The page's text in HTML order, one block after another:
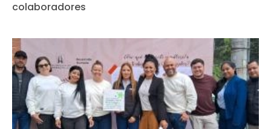
colaboradores